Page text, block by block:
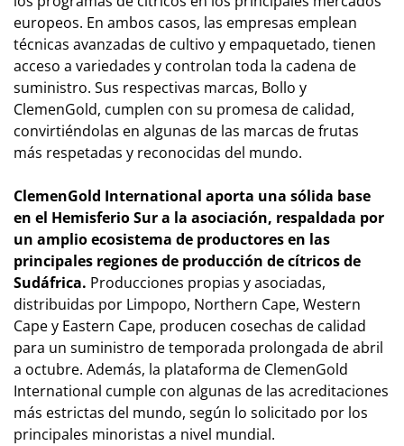
europeos. En ambos casos, las empresas emplean
técnicas avanzadas de cultivo y empaquetado, tienen
acceso a variedades y controlan toda la cadena de
suministro. Sus respectivas marcas, Bollo y
ClemenGold, cumplen con su promesa de calidad,
convirtiéndolas en algunas de las marcas de frutas
más respetadas y reconocidas del mundo.
ClemenGold International aporta una sólida base
en el Hemisferio Sur a la asociación, respaldada por
un amplio ecosistema de productores en las
principales regiones de producción de cítricos de
Sudáfrica. Producciones propias y asociadas,
distribuidas por Limpopo, Northern Cape, Western
Cape y Eastern Cape, producen cosechas de calidad
para un suministro de temporada prolongada de abril
a octubre. Además, la plataforma de ClemenGold
International cumple con algunas de las acreditaciones
más estrictas del mundo, según lo solicitado por los
principales minoristas a nivel mundial.